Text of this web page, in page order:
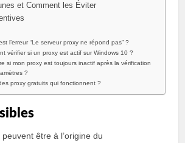
et Comment les Éviter
l’erreur “Le serveur proxy ne répond pas” ?
vérifier si un proxy est actif sur Windows 10 ?
si mon proxy est toujours inactif après la vérification
?
proxy gratuits qui fonctionnent ?
être à l’origine du